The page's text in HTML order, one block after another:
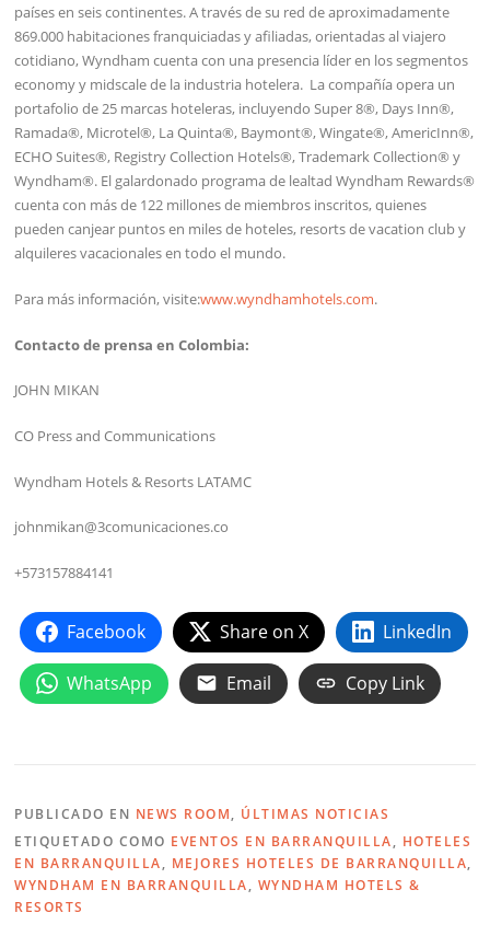
países en seis continentes. A través de su red de aproximadamente
869.000 habitaciones franquiciadas y afiliadas, orientadas al viajero
cotidiano, Wyndham cuenta con una presencia líder en los segmentos
economy y midscale de la industria hotelera. La compañía opera un
portafolio de 25 marcas hoteleras, incluyendo Super 8®, Days Inn®,
Ramada®, Microtel®, La Quinta®, Baymont®, Wingate®, AmericInn®,
ECHO Suites®, Registry Collection Hotels®, Trademark Collection® y
Wyndham®. El galardonado programa de lealtad Wyndham Rewards®
cuenta con más de 122 millones de miembros inscritos, quienes
pueden canjear puntos en miles de hoteles, resorts de vacation club y
alquileres vacacionales en todo el mundo.
Para más información, visite:www.wyndhamhotels.com.
Contacto de prensa en Colombia:
JOHN MIKAN
CO Press and Communications
Wyndham Hotels & Resorts LATAMC
johnmikan@3comunicaciones.co
+573157884141
Facebook Share on X LinkedIn
WhatsApp Email Copy Link
PUBLICADO EN NEWS ROOM, ÚLTIMAS NOTICIAS
ETIQUETADO COMO EVENTOS EN BARRANQUILLA, HOTELES
EN BARRANQUILLA, MEJORES HOTELES DE BARRANQUILLA,
WYNDHAM EN BARRANQUILLA, WYNDHAM HOTELS &
RESORTS